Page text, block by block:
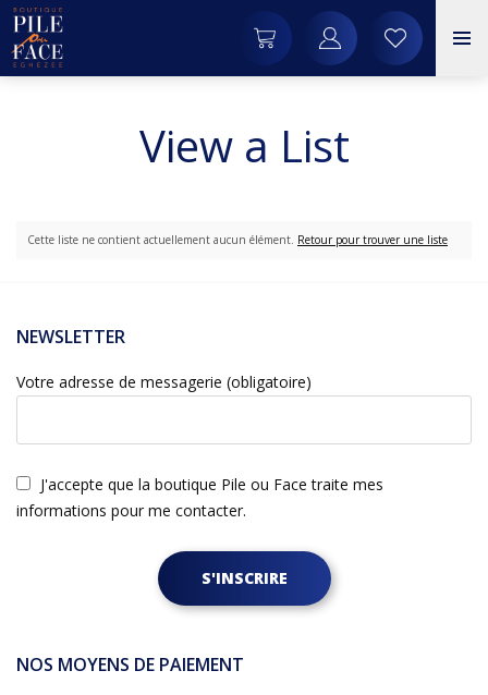
View a List
Cette liste ne contient actuellement aucun élément. Retour pour trouver une liste
NEWSLETTER
Votre adresse de messagerie (obligatoire)
J'accepte que la boutique Pile ou Face traite mes
informations pour me contacter.
S'INSCRIRE
NOS MOYENS DE PAIEMENT